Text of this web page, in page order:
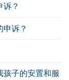
诉？
申诉？
孩子的安置和服